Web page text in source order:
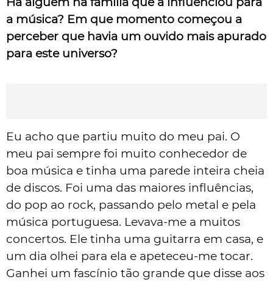
a música? Em que momento começou a
perceber que havia um ouvido mais apurado
para este universo?
Eu acho que partiu muito do meu pai. O
meu pai sempre foi muito conhecedor de
boa música e tinha uma parede inteira cheia
de discos. Foi uma das maiores influências,
do pop ao rock, passando pelo metal e pela
música portuguesa. Levava-me a muitos
concertos. Ele tinha uma guitarra em casa, e
um dia olhei para ela e apeteceu-me tocar.
Ganhei um fascínio tão grande que disse aos